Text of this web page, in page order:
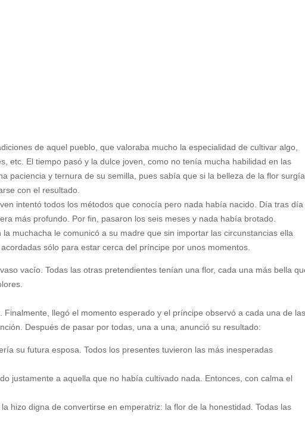
de aquel pueblo, que valoraba mucho la especialidad de cultivar algo,
etc. El tiempo pasó y la dulce joven, como no tenía mucha habilidad en las
paciencia y ternura de su semilla, pues sabía que si la belleza de la flor surgía
con el resultado.
intentó todos los métodos que conocía pero nada había nacido. Día tras día
más profundo. Por fin, pasaron los seis meses y nada había brotado.
muchacha le comunicó a su madre que sin importar las circunstancias ella
sólo para estar cerca del príncipe por unos momentos.
vacío. Todas las otras pretendientes tenían una flor, cada una más bella
Finalmente, llegó el momento esperado y el príncipe observó a cada una de
Después de pasar por todas, una a una, anunció su resultado:
su futura esposa. Todos los presentes tuvieron las más inesperadas
justamente a aquella que no había cultivado nada. Entonces, con calma el
hizo digna de convertirse en emperatriz: la flor de la honestidad. Todas las